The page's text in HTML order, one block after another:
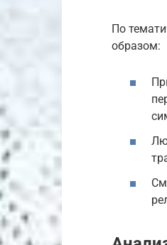
По
образом: